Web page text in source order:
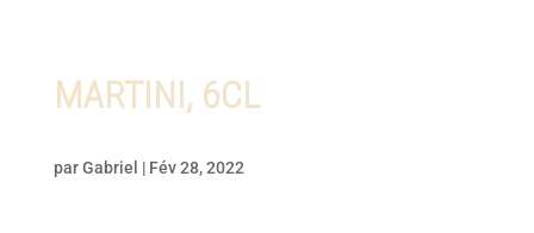
MARTINI, 6CL
parGabriel | Fév 28, 2022